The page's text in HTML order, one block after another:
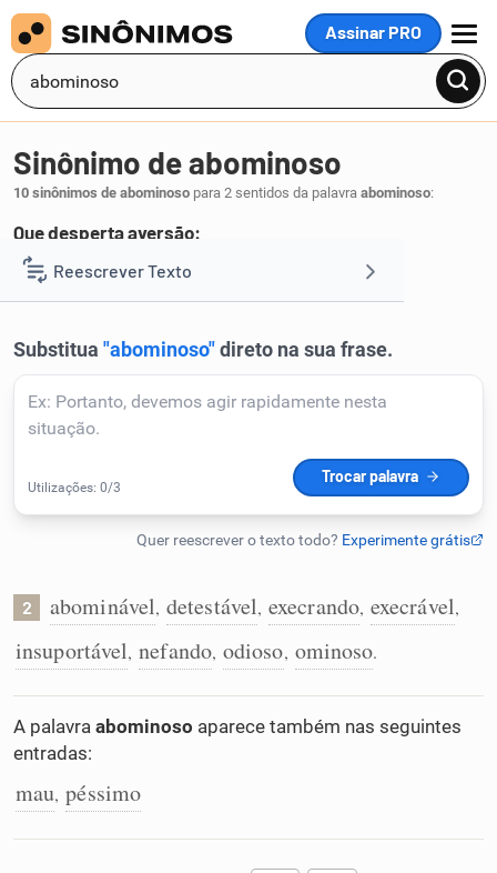
Assinar PRO
MENU
Reescrever Texto
Corrigir Texto
Humanizador de IA
Cata-letras
Sinônimo de abominoso
10 sinônimos de abominoso para 2 sentidos da palavra abominoso:
Que desperta aversão:
1 ominoso,detestável
2 abominável, detestável, execrando, execrável,
insuportável, nefando, odioso, ominoso.
A palavra abominoso aparece também nas seguintes
entradas:
mau, péssimo